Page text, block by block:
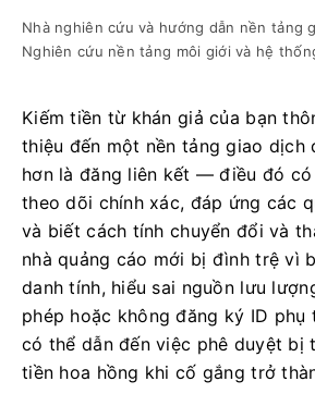
Nhà nghiên cứu và hướng dẫn nền tảng
Nghiên cứu nền tảng môi giới và hệ
Kiếm tiền từ khán giả của bạn
thiệu đến một nền tảng giao dịch
hơn là đăng liên kết — điều đó
theo dõi chính xác, đáp ứng các
và biết cách tính chuyển đổi và
nhà quảng cáo mới bị đình trệ vì
danh tính, hiểu sai nguồn lưu
phép hoặc không đăng ký ID phụ
có thể dẫn đến việc phê duyệt bị
tiền hoa hồng khi cố gắng trở